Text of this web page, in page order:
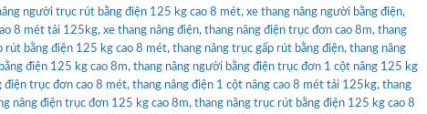
người trục rút bằng điện 125 kg cao 8 mét, xe thang nâng người bằng điện,
8 mét tải 125kg, xe thang nâng điện, thang nâng điện trục đơn cao 8m, thang
rút bằng điện 125 kg cao 8 mét, thang nâng trục gấp rút bằng điện, thang nâng
điện 125 kg cao 8m, thang nâng người bằng điện trục đơn 1 cột nâng 125 kg
điện trục đơn cao 8 mét, thang nâng điện 1 cột nâng cao 8 mét tải 125kg, thang
nâng điện trục đơn 125 kg cao 8m, thang nâng trục rút bằng điện 125 kg cao 8